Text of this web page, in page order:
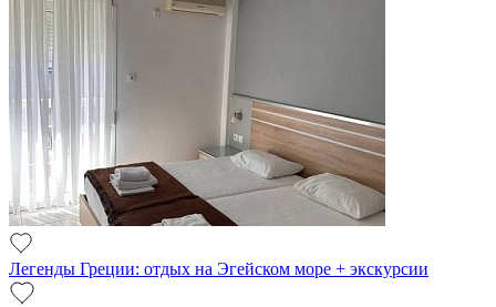
Легенды Греции: отдых на Эгейском море + экскурсии